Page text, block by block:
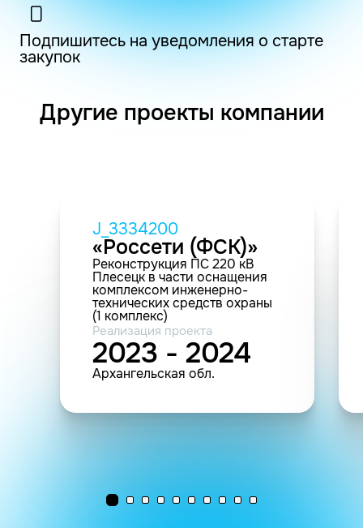
Подпишитесь на уведомления о старте
закупок
Другие проекты компании
J_3334200
«Россети (ФСК)»
Реконструкция ПС 220 кВ
Плесецк в части оснащения
комплексом инженерно-
технических средств охраны
(1 комплекс)
Реализация проекта
2023 - 2024
Архангельская обл.